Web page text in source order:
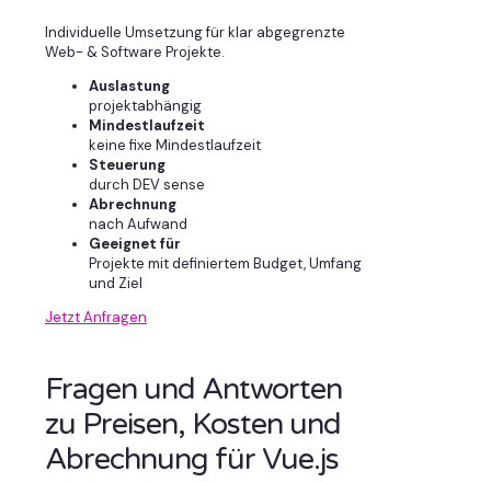
Individuelle Umsetzung für klar abgegrenzte
Web- & Software Projekte.
Auslastung
projektabhängig
Mindestlaufzeit
keine fixe Mindestlaufzeit
Steuerung
durch DEV sense
Abrechnung
nach Aufwand
Geeignet für
Projekte mit definiertem Budget, Umfang
und Ziel
Jetzt Anfragen
Fragen und Antworten
zu Preisen, Kosten und
Abrechnung für Vue.js